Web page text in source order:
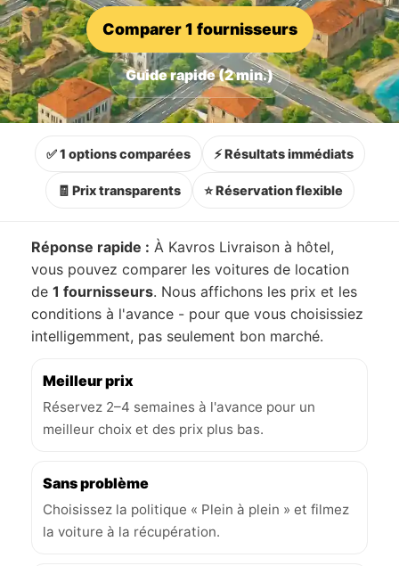
Comparer 1 fournisseurs
Guide rapide (2 min.)
✅ 1 options comparées ⚡ Résultats immédiats
🧾 Prix transparents ⭐ Réservation flexible
Réponse rapide : À Kavros Livraison à hôtel,
vous pouvez comparer les voitures de location
de 1 fournisseurs. Nous affichons les prix et les
conditions à l'avance - pour que vous choisissiez
intelligemment, pas seulement bon marché.
Meilleur prix
Réservez 2–4 semaines à l'avance pour un
meilleur choix et des prix plus bas.
Sans problème
Choisissez la politique « Plein à plein » et filmez
la voiture à la récupération.